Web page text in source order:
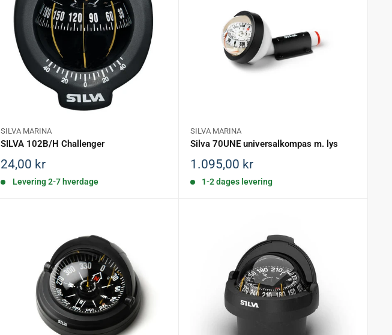
SILVA MARINA
SILVA 102B/H Challenger
Salgspris
24,00 kr
Levering 2-7 hverdage
SILVA MARINA
Silva 70UNE universalkompas m. lys
Salgspris
1.095,00 kr
1-2 dages levering